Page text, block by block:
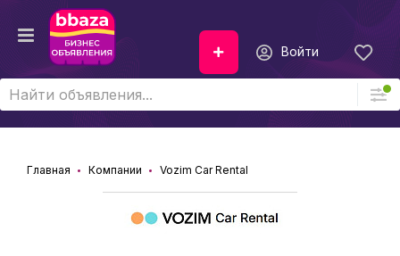
Войти
Главная Компании Vozim Car Rental